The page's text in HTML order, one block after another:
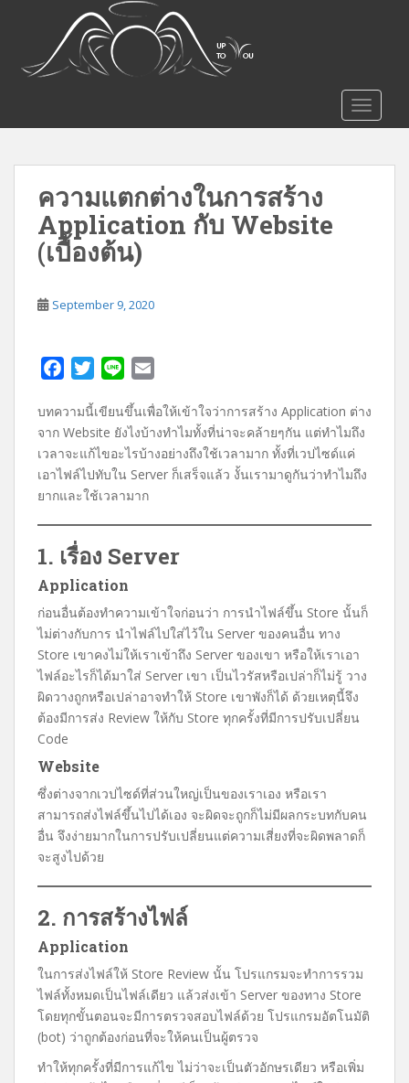
ความแตกต่างในการสร้าง
Application กับ Website
(เบื้องต้น)
September 9, 2020
c
e
b
o
o
k
i
t
t
e
r
n
e
a
i
l
บทความนี้เขียนขึ้นเพื่อให้เข้าใจว่าการสร้าง Application ต่าง
จาก Website ยังไงบ้างทำไมทั้งที่น่าจะคล้ายๆกัน แต่ทำไมถึง
เวลาจะแก้ไขอะไรบ้างอย่างถึงใช้เวลามาก ทั้งที่เวปไซด์แค่
เอาไฟล์ไปทับใน Server ก็เสร็จแล้ว งั้นเรามาดูกันว่าทำไมถึง
ยากและใช้เวลามาก
1. เรื่อง Server
Application
ก่อนอื่นต้องทำความเข้าใจก่อนว่า การนำไฟล์ขึ้น Store นั้นก็
ไม่ต่างกับการ นำไฟล์ไปใส่ไว้ใน Server ของคนอื่น ทาง
Store เขาคงไม่ให้เราเข้าถึง Server ของเขา หรือให้เราเอา
ไฟล์อะไรก็ได้มาใส่ Server เขา เป็นไวรัสหรือเปล่าก็ไม่รู้ วาง
ผิดวางถูกหรือเปล่าอาจทำให้ Store เขาพังก็ได้ ด้วยเหตุนี้จึง
ต้องมีการส่ง Review ให้กับ Store ทุกครั้งที่มีการปรับเปลี่ยน
Code
Website
ซึ่งต่างจากเวปไซด์ที่ส่วนใหญ่เป็นของเราเอง หรือเรา
สามารถส่งไฟล์ขึ้นไปได้เอง จะผิดจะถูกก็ไม่มีผลกระบทกับคน
อื่น จึงง่ายมากในการปรับเปลี่ยนแต่ความเสี่ยงที่จะผิดพลาดก็
จะสูงไปด้วย
2. การสร้างไฟล์
Application
ในการส่งไฟล์ให้ Store Review นั้น โปรแกรมจะทำการรวม
ไฟล์ทั้งหมดเป็นไฟล์เดียว แล้วส่งเข้า Server ของทาง Store
โดยทุกขั้นตอนจะมีการตรวจสอบไฟล์ด้วย โปรแกรมอัตโนมัติ
(bot) ว่าถูกต้องก่อนที่จะให้คนเป็นผู้ตรวจ
ทำให้ทุกครั้งที่มีการแก้ไข ไม่ว่าจะเป็นตัวอักษรเดียว หรือเพิ่ม